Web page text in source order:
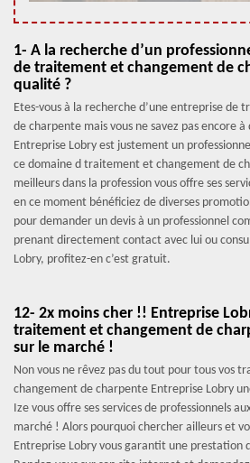
1- A la recherche d’un
de traitement et changement de
qualité ?
Etes-vous à la recherche d’une entreprise
de charpente mais vous ne savez pas encore à
Entreprise Lobry est justement un
ce domaine d traitement et changement de
meilleurs dans la profession vous offre ses
en ce moment bénéficiez de diverses
pour demander un devis à un professionnel
prenant directement contact avec lui ou
Lobry, profitez-en c’est gratuit.
12- 2x moins cher !! Entreprise
traitement et changement de
sur le marché !
Non vous ne rêvez pas du tout pour tous vos
changement de charpente Entreprise Lobry
Ize vous offre ses services de professionnels
marché ! Alors pourquoi chercher ailleurs et
Entreprise Lobry vous garantit une prestation